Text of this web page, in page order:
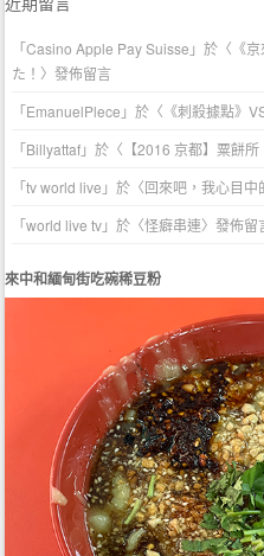
近期留言
「Casino Apple Pay Suisse 」於〈 《
た！ 〉發佈留言
「EmanuelPlece 」於〈 《刺殺據點》
「Billyattaf」於〈 【2016 京都】粟餅
「tv world live 」於〈回來吧，我心目中
「world live tv」於〈怪癖串連〉發佈留
來中和緬甸街吃碗稀豆粉